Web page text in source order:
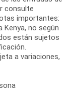
consulte
importantes:
Kenya, no según
están sujetos
a variaciones,